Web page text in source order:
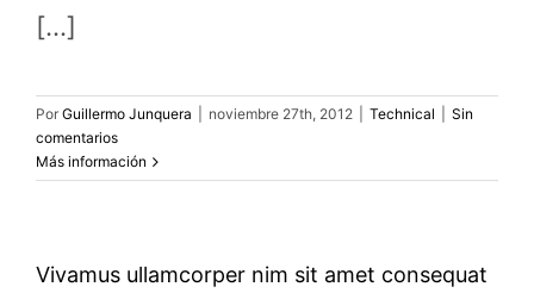
[...]
Por Guillermo Junquera noviembre 27th, 2012 Technical
Sin
comentarios
Más información
Vivamus ullamcorper nim sit amet consequat